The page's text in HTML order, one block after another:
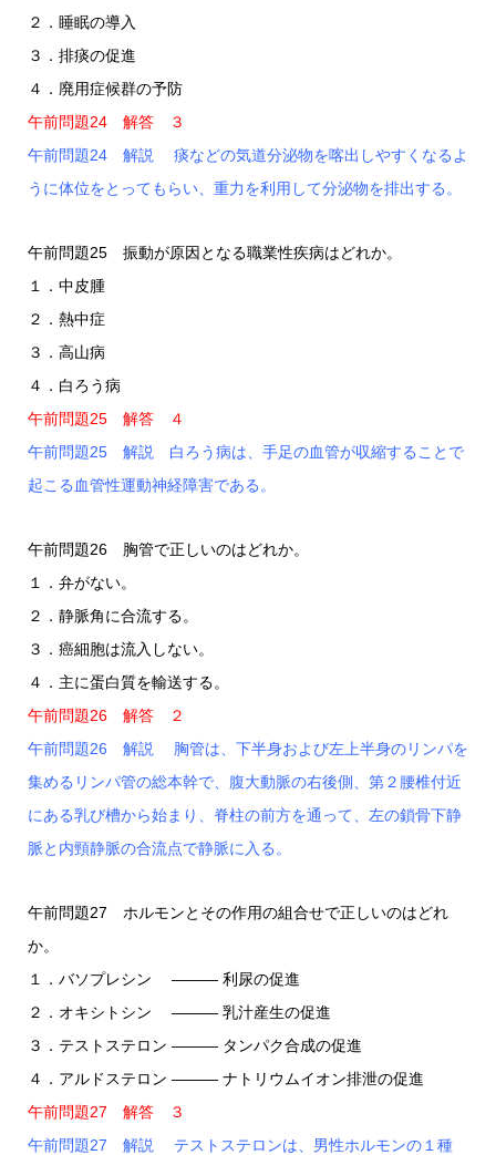
２．睡眠の導入
３．排痰の促進
４．廃用症候群の予防
午前問題24 解答 ３
午前問題24 解説 痰などの気道分泌物を喀出しやすくなるよ
うに体位をとってもらい、重力を利用して分泌物を排出する。
午前問題25 振動が原因となる職業性疾病はどれか。
１．中皮腫
２．熱中症
３．高山病
４．白ろう病
午前問題25 解答 ４
午前問題25 解説 白ろう病は、手足の血管が収縮することで
起こる血管性運動神経障害である。
午前問題26 胸管で正しいのはどれか。
１．弁がない。
２．静脈角に合流する。
３．癌細胞は流入しない。
４．主に蛋白質を輸送する。
午前問題26 解答 ２
午前問題26 解説 胸管は、下半身および左上半身のリンパを
集めるリンパ管の総本幹で、腹大動脈の右後側、第２腰椎付近
にある乳び槽から始まり、脊柱の前方を通って、左の鎖骨下静
脈と内頸静脈の合流点で静脈に入る。
午前問題27 ホルモンとその作用の組合せで正しいのはどれ
か。
１．バソプレシン ――― 利尿の促進
２．オキシトシン ――― 乳汁産生の促進
３．テストステロン ――― タンパク合成の促進
４．アルドステロン ――― ナトリウムイオン排泄の促進
午前問題27 解答 ３
午前問題27 解説 テストステロンは、男性ホルモンの１種